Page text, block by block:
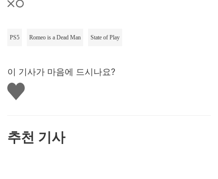
PS5 Romeo is a Dead Man State of Play
이 기사가 마음에 드시나요?
좋
아
추천 기사